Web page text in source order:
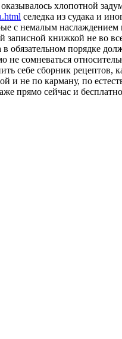
хлопотной
селедка из судака и
с немалым
записной книжкой не во
порядке
сомневаться
себе сборник
не по карману, по
прямо сейчас и